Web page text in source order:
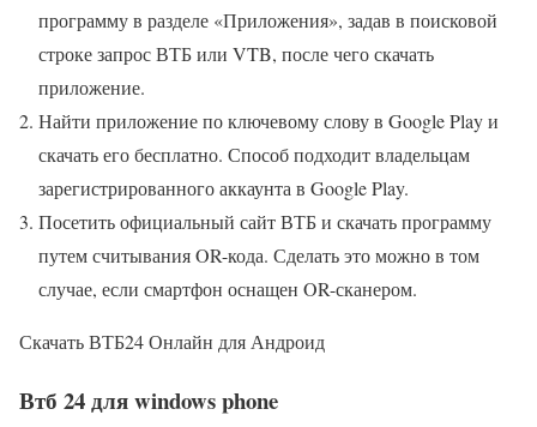
программу в разделе «Приложения», задав в поисковой
строке запрос ВТБ или VTB, после чего скачать
приложение.
Найти приложение по ключевому слову в Google Play и
скачать его бесплатно. Способ подходит владельцам
зарегистрированного аккаунта в Google Play.
Посетить официальный сайт ВТБ и скачать программу
путем считывания OR-кода. Сделать это можно в том
случае, если смартфон оснащен OR-сканером.
Скачать ВТБ24 Онлайн для Андроид
Втб 24 для windows phone